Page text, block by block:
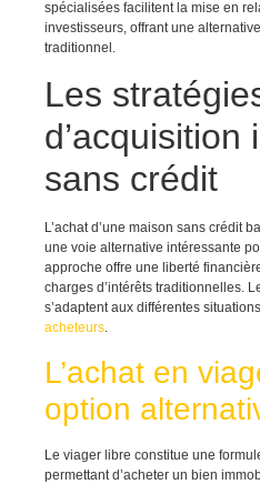
spécialisées facilitent la mise en
investisseurs, offrant une
traditionnel.
Les
d’acquisition
sans crédit
L’achat d’une maison sans crédit
une voie alternative intéressante
approche offre une liberté
charges d’intérêts traditionnelles.
s’adaptent aux différentes
acheteurs.
L’achat en
option
Le viager libre constitue une
permettant d’acheter un bien